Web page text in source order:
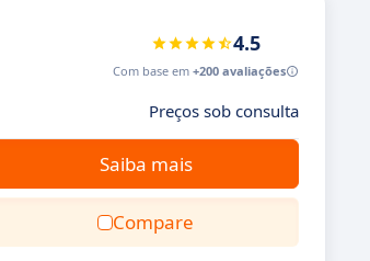
4.5
Com base em +200 avaliações
Preços sob consulta
Saiba mais
Compare